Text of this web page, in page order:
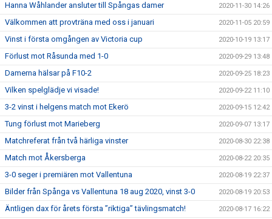
Hanna Wåhlander ansluter till Spångas damer 2020-11-30 14:26
Välkommen att provträna med oss i januari 2020-11-05 20:59
Vinst i första omgången av Victoria cup 2020-10-19 13:17
Förlust mot Råsunda med 1-0 2020-09-29 13:48
Damerna hälsar på F10-2 2020-09-25 18:23
Vilken spelglädje vi visade! 2020-09-22 11:10
3-2 vinst i helgens match mot Ekerö 2020-09-15 12:42
Tung förlust mot Marieberg 2020-09-07 13:17
Matchreferat från två härliga vinster 2020-08-30 22:38
Match mot Åkersberga 2020-08-22 20:35
3-0 seger i premiären mot Vallentuna 2020-08-19 22:37
Bilder från Spånga vs Vallentuna 18 aug 2020, vinst 3-0 2020-08-19 20:53
Äntligen dax för årets första ”riktiga” tävlingsmatch! 2020-08-17 16:22